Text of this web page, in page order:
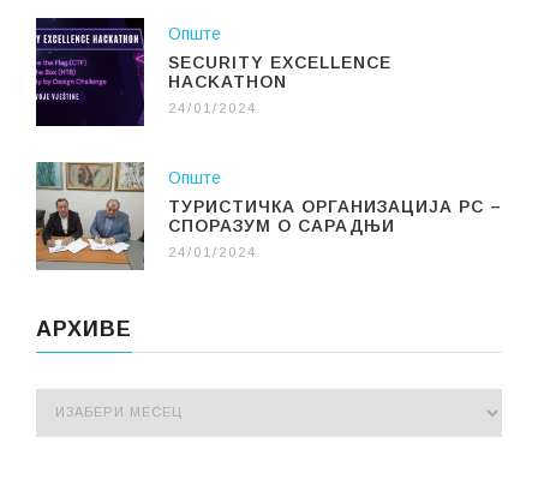
Опште
SECURITY EXCELLENCE
HACKATHON
24/01/2024
Опште
ТУРИСТИЧКА ОРГАНИЗАЦИЈА РС –
СПОРАЗУМ О САРАДЊИ
24/01/2024
АРХИВЕ